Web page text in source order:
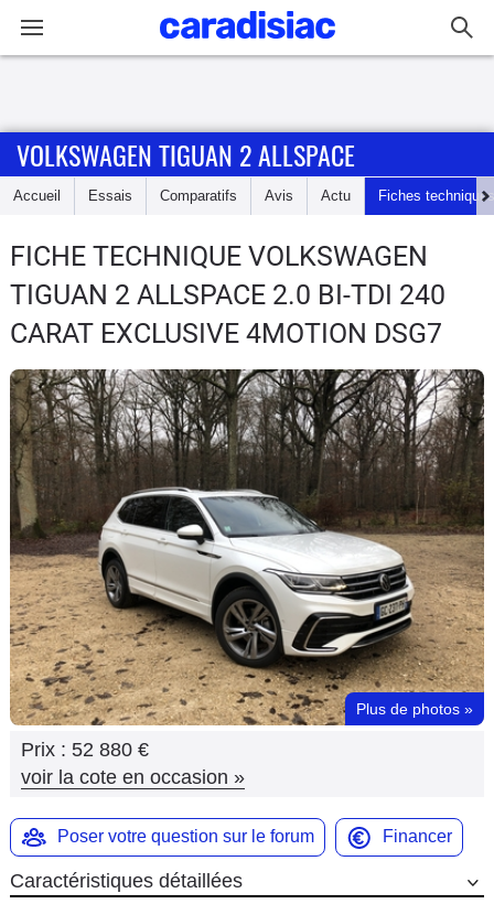
Accueil
Essais
Guide
d'achat
Electriques
Utilitaires
Flottes
Auto
Services
Forum
Moto
Marques
VOLKSWAGEN TIGUAN 2 ALLSPACE
Accueil Essais Comparatifs Avis Actu Fiches techniques
FICHE TECHNIQUE VOLKSWAGEN
TIGUAN 2 ALLSPACE 2.0 BI-TDI 240
CARAT EXCLUSIVE 4MOTION DSG7
Plus de photos »
Prix : 52 880 €
voir la cote en occasion »
Poser votre question sur le forum Financer
Caractéristiques détaillées